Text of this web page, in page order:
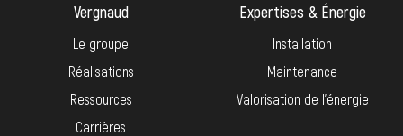
Vergnaud
Le groupe
Réalisations
Ressources
Carrières
Expertises & Énergie
Installation
Maintenance
Valorisation de l’énergie